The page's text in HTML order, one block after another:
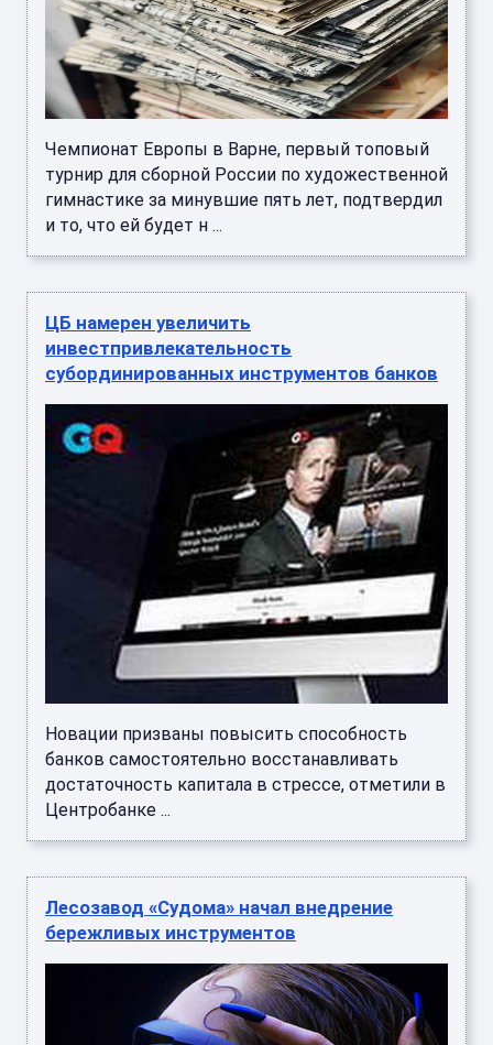
Чемпионат Европы в Варне, первый топовый
турнир для сборной России по художественной
гимнастике за минувшие пять лет, подтвердил
и то, что ей будет н ...
ЦБ намерен увеличить
инвестпривлекательность
субординированных инструментов банков
Новации призваны повысить способность
банков самостоятельно восстанавливать
достаточность капитала в стрессе, отметили в
Центробанке ...
Лесозавод «Судома» начал внедрение
бережливых инструментов